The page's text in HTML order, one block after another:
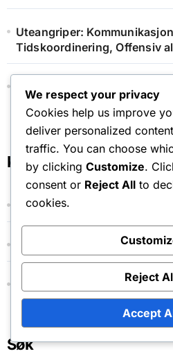
Uteangriper:
Tidskoordinering, Offensiv
Libero: Skadehåndtering,
Og fysiske krav
Kategorier
Libero-rollen i volleyball
Oppgave for
Setteransvar i volleyball
Søk
We respect your privacy
Cookies help us improve
deliver personalized
traffic. You can choose
by clicking Customize.
consent or Reject All to
cookies.
Reject
Accept